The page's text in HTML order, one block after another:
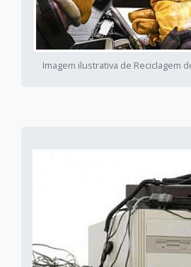
Imagem ilustrativa de Reciclagem